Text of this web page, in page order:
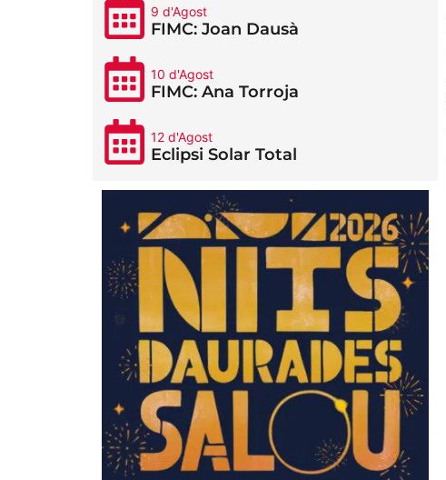
9 d'Agost
FIMC: Joan Dausà
10 d'Agost
FIMC: Ana Torroja
12 d'Agost
Eclipsi Solar Total